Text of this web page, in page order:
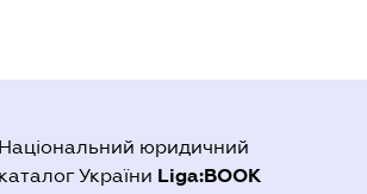
Національний юридичний
каталог України Liga:BOOK